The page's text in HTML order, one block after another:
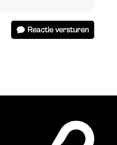
Reactie versturen